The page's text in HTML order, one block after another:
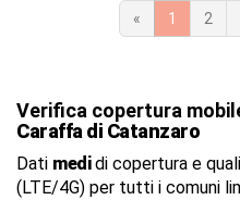
« 1 2
Verifica copertura
Caraffa di Catanzaro
Dati medidi copertura e
(LTE/4G) per tutti i comuni